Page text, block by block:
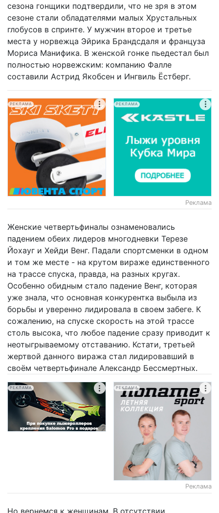
сезона гонщики подтвердили, что не зря в этом
сезоне стали обладателями малых Хрустальных
глобусов в спринте. У мужчин второе и третье
места у норвежца Эйрика Брандсдаля и француза
Мориса Манифика. В женской гонке пьедестал был
полностью норвежским: компанию Фалле
составили Астрид Якобсен и Ингвиль Ёстберг.
РЕКЛАМА РЕКЛАМА
Реклама
Женские четвертьфиналы ознаменовались
падением обеих лидеров многодневки Терезе
Йохауг и Хейди Венг. Падали спортсменки в одном
и том же месте - на крутом вираже единственного
на трассе спуска, правда, на разных кругах.
Особенно обидным стало падение Венг, которая
уже знала, что основная конкурентка выбыла из
борьбы и уверенно лидировала в своем забеге. К
сожалению, на спуске скорость на этой трассе
столь высока, что любое падение сразу приводит к
неотыгрываемому отставанию. Кстати, третьей
жертвой данного виража стал лидировавший в
своём четвертьфинале Александр Бессмертных.
РЕКЛАМА РЕКЛАМА
Реклама
Но вернемся к женщинам. В отсутствии